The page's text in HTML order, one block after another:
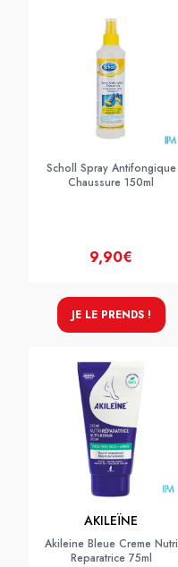
Scholl Spray Antifongique
Chaussure 150ml
9,90€
JE LE PRENDS !
AKILEÏNE
Akileine Bleue Creme Nutri
Reparatrice 75ml